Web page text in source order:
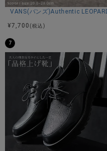
VANS(バンズ)Authentic
¥7,700 (税込)
7